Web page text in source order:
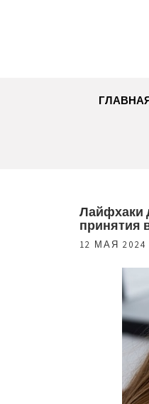
Лайфхаки
принятия
12 МАЯ 2024